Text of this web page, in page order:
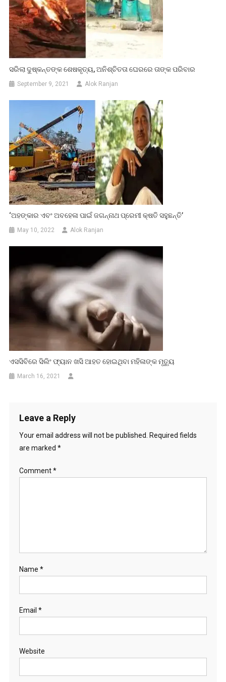
ସରିଲା ଦୁଷ୍କନ୍ତଙ୍କ ଶେଷକୃତ୍ୟ, ଅନିଶ୍ଚିତତା ଘେରରେ ତାଙ୍କ ପରିବାର
September 9, 2021 Alok Ranjan
‘ଅହଙ୍କାର ଏବଂ ଅବହେଳା ପାଇଁ ଜଗନ୍ନାଥ ପ୍ରେମୀ କ୍ଷତି ସହୁଛନ୍ତି’
May 10, 2022 Alok Ranjan
ଏସସିବିରେ ସିଲିଂ ଫ୍ୟାନ ଖସି ଆହତ ହୋଇଥିବା ମହିଳାଙ୍କ ମୃତ୍ୟୁ
March 16, 2021
Leave a Reply
Your email address will not be published.
Required fields
are marked *
Comment*
Name *
Email *
Website